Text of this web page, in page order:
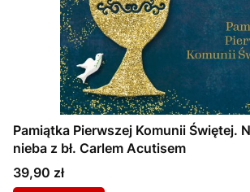
Pamiątka Pierwszej Komunii Świętej.
nieba z bł. Carlem Acutisem
Cena
39,90 zł